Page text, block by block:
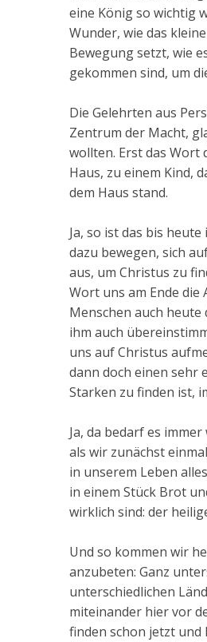
eine König so wichtig
Wunder, wie das
Bewegung setzt, wie
gekommen sind, um
Die Gelehrten aus
Zentrum der Macht,
wollten. Erst das Wort
Haus, zu einem Kind,
dem Haus stand.
Ja, so ist das bis
dazu bewegen, sich
aus, um Christus zu
Wort uns am Ende
Menschen auch
ihm auch
uns auf Christus
dann doch einen sehr
Starken zu finden ist,
Ja, da bedarf es
als wir zunächst
in unserem Leben
in einem Stück Brot
wirklich sind: der
Und so kommen wir
anzubeten: Ganz
unterschiedlichen
miteinander hier vor
finden schon jetzt und